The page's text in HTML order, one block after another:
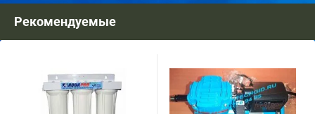
Рекомендуемые